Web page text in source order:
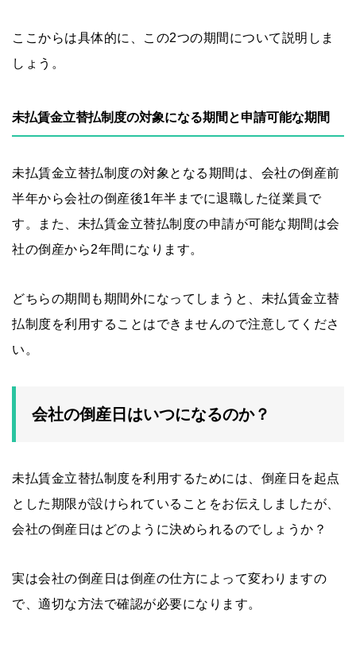
ここからは具体的に、この2つの期間について説明しま
しょう。
未払賃金立替払制度の対象になる期間と申請可能な期間
未払賃金立替払制度の対象となる期間は、会社の倒産前
半年から会社の倒産後1年半までに退職した従業員で
す。また、未払賃金立替払制度の申請が可能な期間は会
社の倒産から2年間になります。
どちらの期間も期間外になってしまうと、未払賃金立替
払制度を利用することはできませんので注意してくださ
い。
会社の倒産日はいつになるのか？
未払賃金立替払制度を利用するためには、倒産日を起点
とした期限が設けられていることをお伝えしましたが、
会社の倒産日はどのように決められるのでしょうか？
実は会社の倒産日は倒産の仕方によって変わりますの
で、適切な方法で確認が必要になります。